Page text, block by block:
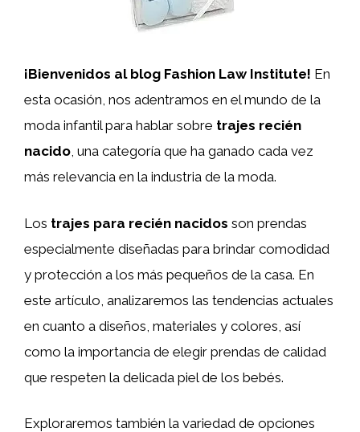
¡Bienvenidos al blog Fashion Law Institute! En
esta ocasión, nos adentramos en el mundo de la
moda infantil para hablar sobre trajes recién
nacido, una categoría que ha ganado cada vez
más relevancia en la industria de la moda.
Los trajes para recién nacidos son prendas
especialmente diseñadas para brindar comodidad
y protección a los más pequeños de la casa. En
este artículo, analizaremos las tendencias actuales
en cuanto a diseños, materiales y colores, así
como la importancia de elegir prendas de calidad
que respeten la delicada piel de los bebés.
Exploraremos también la variedad de opciones